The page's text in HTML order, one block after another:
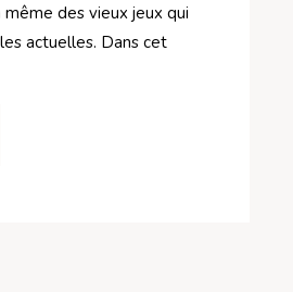
des vieux jeux qui
actuelles. Dans cet